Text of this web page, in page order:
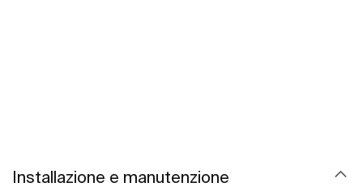
Installazione e manutenzione